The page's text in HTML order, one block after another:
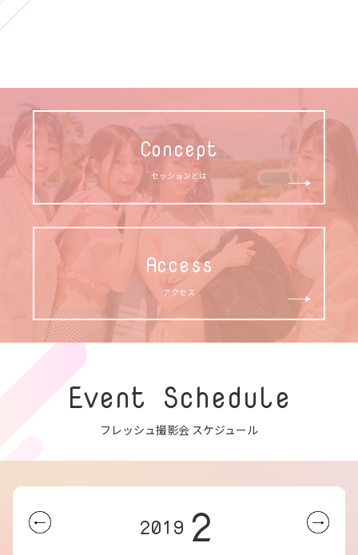
Concept
セッションとは
Access
アクセス
Event Schedule
フレッシュ撮影会 スケジュール
2019 2